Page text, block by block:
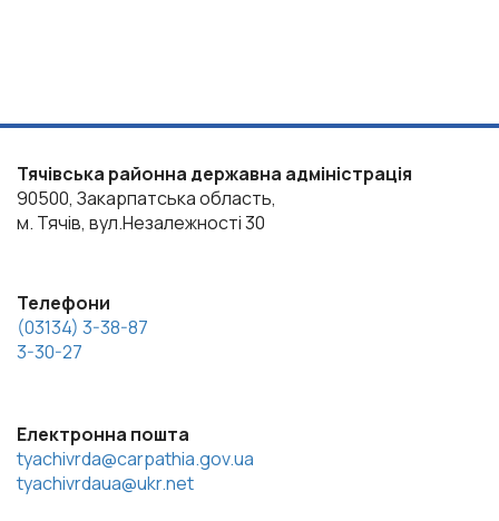
Тячівська районна державна адміністрація
90500, Закарпатська область,
м. Тячів, вул.Незалежності 30
Телефони
(03134) 3-38-87
3-30-27
Електронна пошта
tyachivrda@carpathia.gov.ua
tyachivrdaua@ukr.net